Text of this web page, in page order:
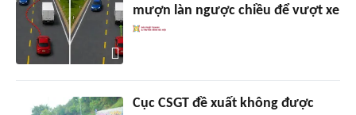
mượn làn ngược chiều để vượt xe
Cục CSGT đề xuất không được